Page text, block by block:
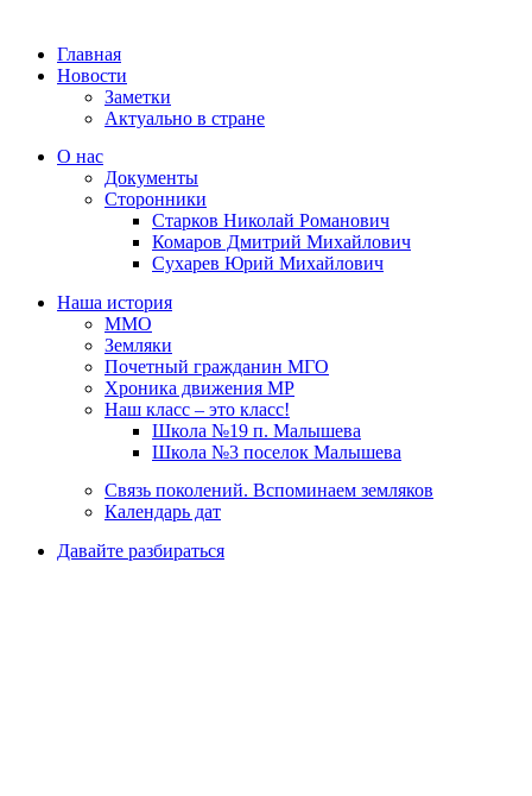
Главная
Новости
Заметки
Актуально в стране
О нас
Документы
Сторонники
Старков Николай Романович
Комаров Дмитрий Михайлович
Сухарев Юрий Михайлович
Наша история
ММО
Земляки
Почетный гражданин МГО
Хроника движения МР
Наш класс – это класс!
Школа №19 п. Малышева
Школа №3 поселок Малышева
Связь поколений. Вспоминаем земляков
Календарь дат
Давайте разбираться